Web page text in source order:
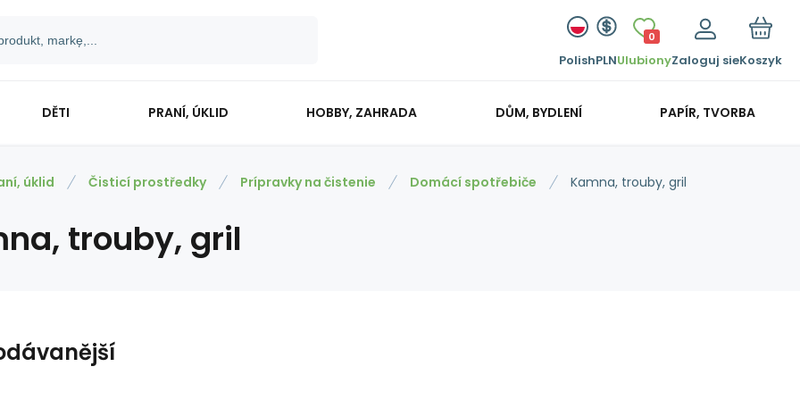
PolishPLN
0
UlubionyZaloguj sieKoszyk
DĚTI PRANÍ, ÚKLID HOBBY, ZAHRADA DŮM, BYDLENÍ PAPÍR, TVORBA
úklid Čisticí prostředky Prípravky na čistenie Domácí spotřebiče Kamna, trouby, gril
trouby, gril